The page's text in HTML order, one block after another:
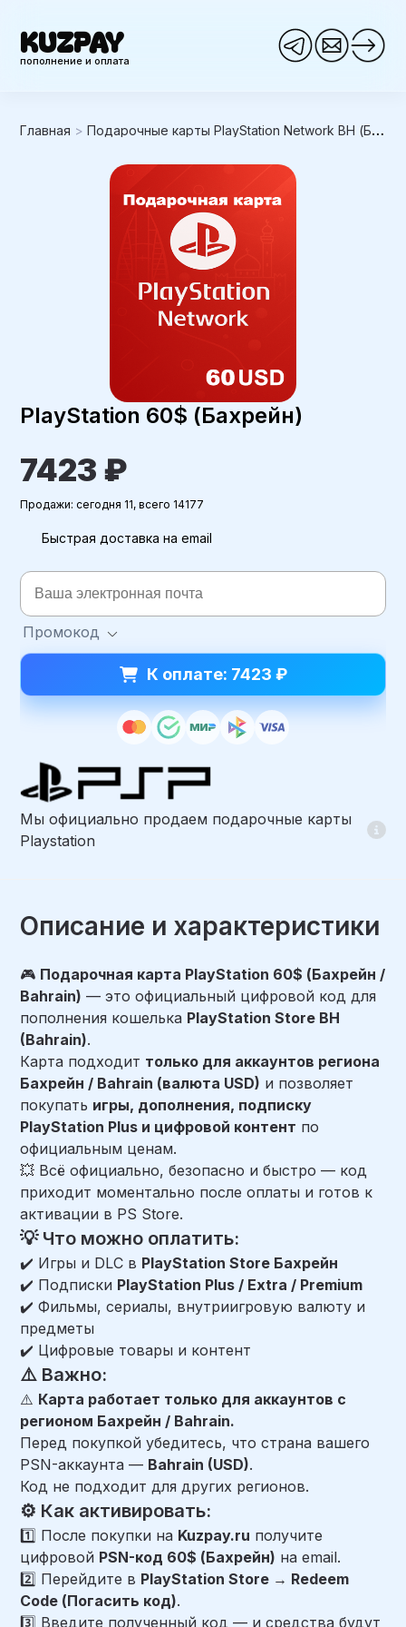
KUZPAY
пополнение и оплата
Главная >Подарочные карты PlayStation Network BH (Бахрейн)
PlayStation 60$ (Бахрейн)
7423 ₽
Продажи: сегодня 11, всего 14177
Быстрая доставка на email
Промокод
К оплате: 7423 ₽
Мы официально продаем подарочные карты
Playstation
Описание и характеристики
🎮 Подарочная карта PlayStation 60$ (Бахрейн /
Bahrain) — это официальный цифровой код для
пополнения кошелька PlayStation Store BH
(Bahrain).
Карта подходит только для аккаунтов региона
Бахрейн / Bahrain (валюта USD) и позволяет
покупать игры, дополнения, подписку
PlayStation Plus и цифровой контент по
официальным ценам.
💥 Всё официально, безопасно и быстро — код
приходит моментально после оплаты и готов к
активации в PS Store.
💡 Что можно оплатить:
✔️ Игры и DLC в PlayStation Store Бахрейн
✔️ Подписки PlayStation Plus / Extra / Premium
✔️ Фильмы, сериалы, внутриигровую валюту и
предметы
✔️ Цифровые товары и контент
⚠️ Важно:
⚠️ Карта работает только для аккаунтов с
регионом Бахрейн / Bahrain.
Перед покупкой убедитесь, что страна вашего
PSN-аккаунта — Bahrain (USD).
Код не подходит для других регионов.
⚙️ Как активировать:
1️⃣ После покупки на Kuzpay.ru получите
цифровой PSN-код 60$ (Бахрейн) на email.
2️⃣ Перейдите в PlayStation Store → Redeem
Code (Погасить код).
3️⃣ Введите полученный код — и средства будут